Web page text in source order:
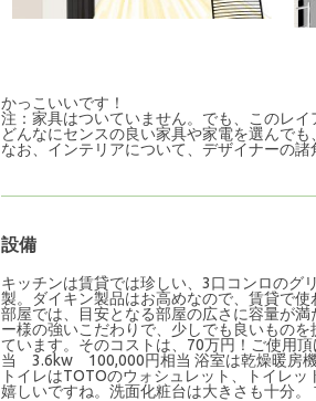
かっこいいです！
注：家具はついていません。でも、このレ
どんなにセンスの良い家具や家電を選んで
なお、インテリアについて、デザイナーの
設備
キッチンは賃貸では珍しい、3口コンロのグ
製。ダイキン製品はお高めなので、賃貸で
部屋では、目安となる部屋の広さに容量が
ー様の強いこだわりで、少しでも良いもの
ています。そのコストは、70万円！ご使
当 3.6kw 100,000円相当 浴室は乾燥暖房機
トイレはTOTOのウォシュレット、トイレ
嬉しいですね。洗面化粧台は大きさも十分